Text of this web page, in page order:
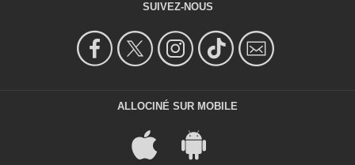
SUIVEZ-NOUS
ALLOCINÉ SUR MOBILE